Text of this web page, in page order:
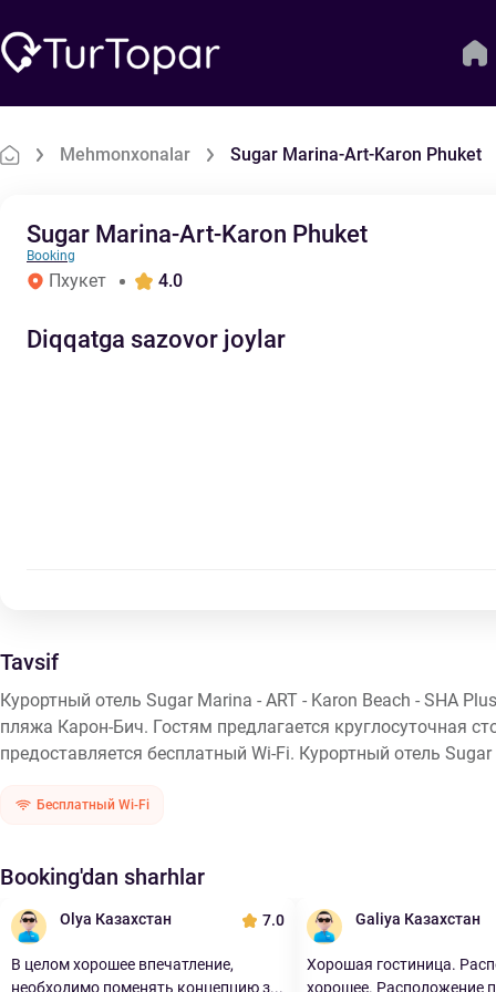
Mehmonxonalar Sugar Marina-Art-Karon Phuket
Sugar Marina-Art-Karon Phuket
Booking
Пхукет 4.0
Diqqatga sazovor joylar
Tavsif
Курортный отель Sugar Marina - ART - Karon Beach - SHA
пляжа Карон-Бич. Гостям предлагается круглосуточная
предоставляется бесплатный Wi-Fi. Курортный отель
Бесплатный Wi-Fi
Booking'dan sharhlar
Olya Казахстан 7.0
В целом хорошее впечатление,
необходимо поменять концепцию з...
Galiya Казахстан
Хорошая гостиница.
хорошее. Расположение